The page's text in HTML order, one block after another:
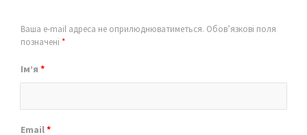
Ваша e-mail адреса не оприлюднюватиметься. Обов’язкові поля
позначені *
Ім’я *
Email*